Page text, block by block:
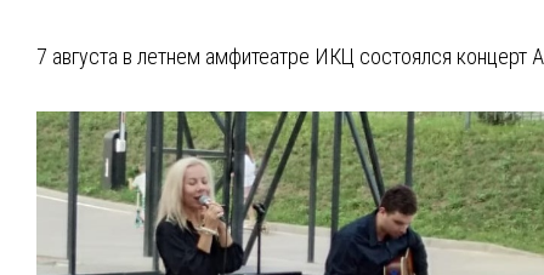
7 августа в летнем амфитеатре ИКЦ состоялся концерт